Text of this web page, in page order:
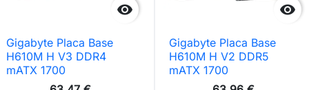

Gigabyte Placa Base
H610M H V3 DDR4
mATX 1700

Gigabyte Placa Base
H610M H V2 DDR5
mATX 1700